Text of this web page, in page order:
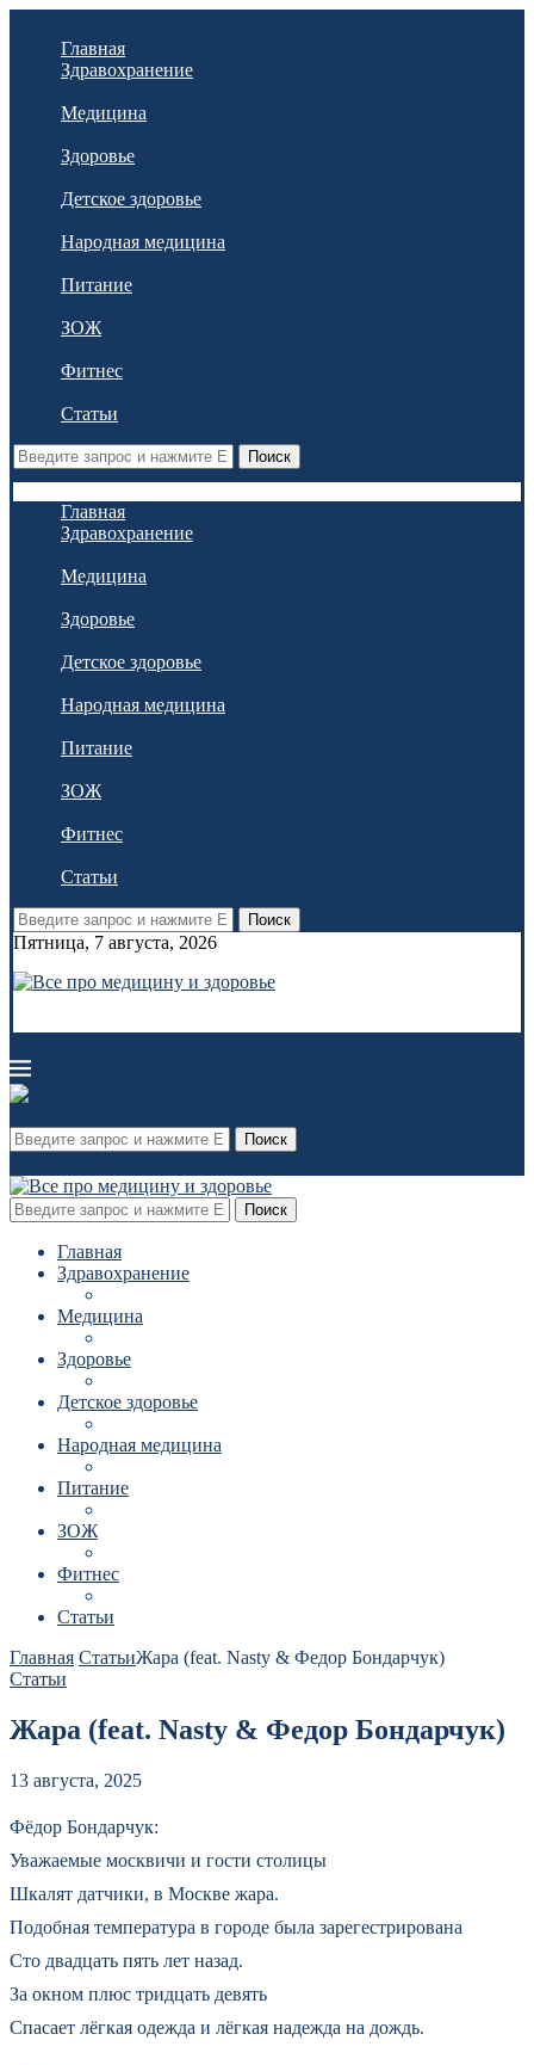
Главная
Здравохранение
Медицина
Здоровье
Детское здоровье
Народная медицина
Питание
ЗОЖ
Фитнес
Статьи
Поиск
Главная
Здравохранение
Медицина
Здоровье
Детское здоровье
Народная медицина
Питание
ЗОЖ
Фитнес
Статьи
Поиск
Пятница, 7 августа, 2026
Поиск
Поиск
Главная
Здравохранение
Медицина
Здоровье
Детское здоровье
Народная медицина
Питание
ЗОЖ
Фитнес
Статьи
Главная СтатьиЖара (feat. Nasty & Федор Бондарчук)
Статьи
Жара (feat. Nasty & Федор Бондарчук)
13 августа, 2025
Фёдор Бондарчук:
Уважаемые москвичи и гости столицы
Шкалят датчики, в Москве жара.
Подобная температура в городе была зарегестрирована
Сто двадцать пять лет назад.
За окном плюс тридцать девять
Спасает лёгкая одежда и лёгкая надежда на дождь.